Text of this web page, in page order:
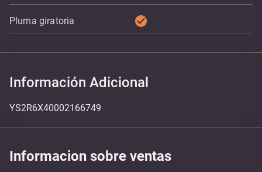
Pluma giratoria check_circle
Información Adicional
YS2R6X40002166749
Informacion sobre ventas